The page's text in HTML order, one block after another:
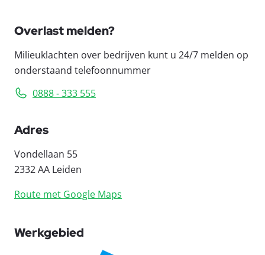
Overlast melden?
Milieuklachten over bedrijven kunt u 24/7 melden op
onderstaand telefoonnummer
0888 - 333 555
Adres
Vondellaan 55
2332 AA Leiden
Route met Google Maps
Werkgebied